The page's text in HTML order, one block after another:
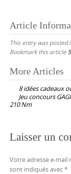
Article
This entry was posted
Bookmark this article
Post
navigation
More Articles
8 idées cadeaux
Jeu concours
210 Nm
Laisser un
Votre adresse e-mail
sont indiqués avec*